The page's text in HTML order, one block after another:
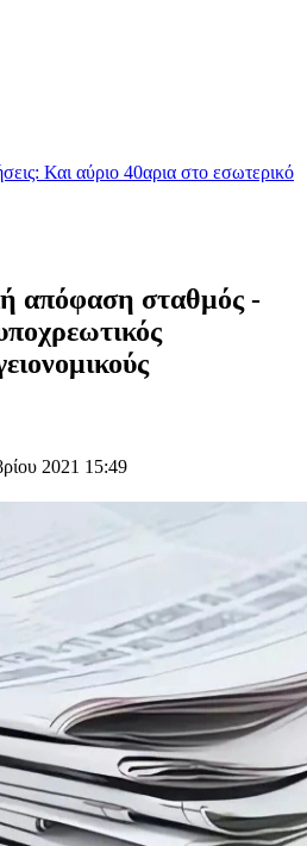
Και αύριο 40αρια στο εσωτερικό
απόφαση σταθμός -
2021 15:49